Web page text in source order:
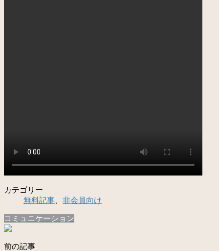
カテゴリー
無料記事
非会員向け
コミュニケーション
前の記事